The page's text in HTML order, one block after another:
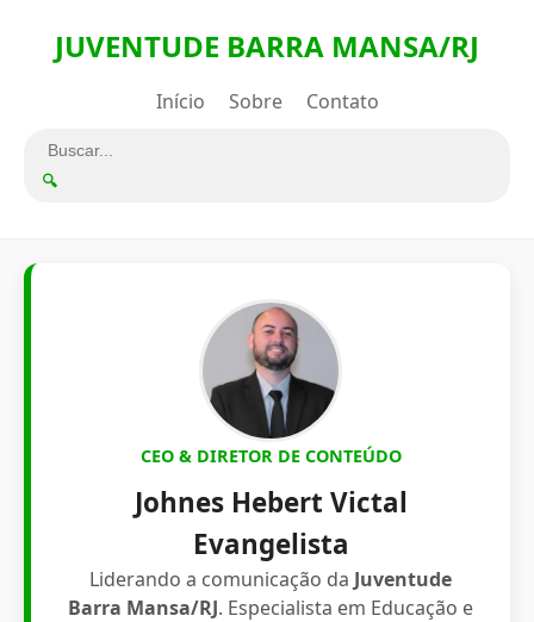
JUVENTUDE BARRA MANSA/RJ
Início Sobre Contato
🔍
CEO & DIRETOR DE CONTEÚDO
Johnes Hebert Victal
Evangelista
Liderando a comunicação da Juventude
Barra Mansa/RJ. Especialista em Educação e